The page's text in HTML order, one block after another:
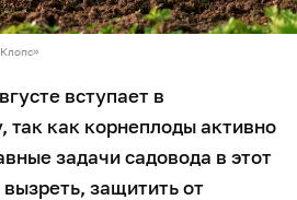
вступает в
как корнеплоды активно
задачи садовода в этот
защитить от